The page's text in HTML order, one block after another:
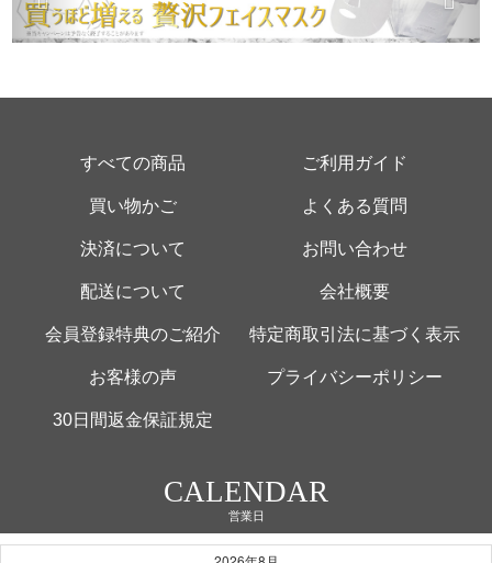
すべての商品 ご利用ガイド
買い物かご よくある質問
決済について お問い合わせ
配送について 会社概要
会員登録特典のご紹介 特定商取引法に基づく表示
お客様の声 プライバシーポリシー
30日間返金保証規定
CALENDAR
営業日